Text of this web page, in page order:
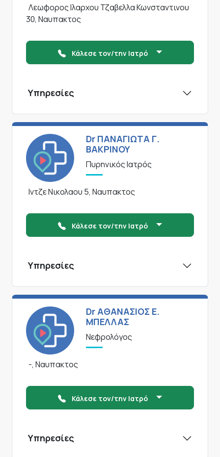
Λεωφορος Ιλαρχου Τζαβελλα Κωνσταντινου
30, Ναυπακτος
Κάλεσε τον/την Ιατρό
Υπηρεσίες
Dr ΠΑΝΑΓΙΩΤΑ Γ.
ΒΑΚΡΙΝΟΥ
Πυρηνικός Ιατρός
Ιντζε Νικολαου 5, Ναυπακτος
Κάλεσε τον/την Ιατρό
Υπηρεσίες
Dr ΑΘΑΝΑΣΙΟΣ Ε.
ΜΠΕΛΛΑΣ
Νεφρολόγος
-, Ναυπακτος
Κάλεσε τον/την Ιατρό
Υπηρεσίες